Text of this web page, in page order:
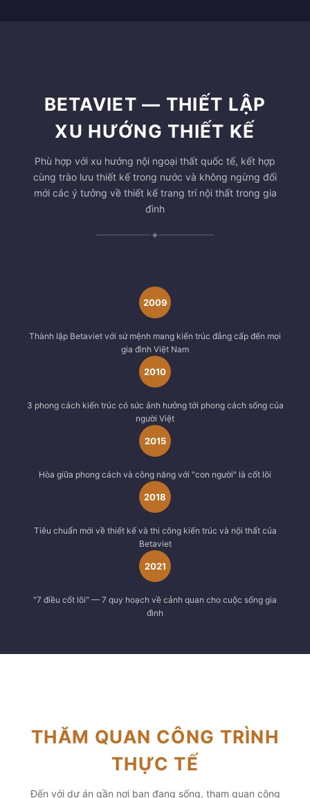
BETAVIET — THIẾT LẬP
XU HƯỚNG THIẾT KẾ
Phù hợp với xu hướng nội ngoại thất quốc tế, kết hợp
cùng trào lưu thiết kế trong nước và không ngừng đổi
mới các ý tưởng về thiết kế trang trí nội thất trong gia
đình
✦
2009
Thành lập Betaviet với sứ mệnh mang kiến trúc đẳng cấp đến mọi
gia đình Việt Nam
2010
3 phong cách kiến trúc có sức ảnh hưởng tới phong cách sống của
người Việt
2015
Hòa giữa phong cách và công năng với "con người" là cốt lõi
2018
Tiêu chuẩn mới về thiết kế và thi công kiến trúc và nội thất của
Betaviet
2021
"7 điều cốt lõi" — 7 quy hoạch về cảnh quan cho cuộc sống gia
đình
THĂM QUAN CÔNG TRÌNH
THỰC TẾ
Đến với dự án gần nơi bạn đang sống, tham quan công